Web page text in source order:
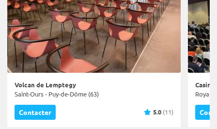
Volcan de Lemptegy
Saint-Ours - Puy-de-Dôme (63)
Contacter 5.0 (11)
Royat -